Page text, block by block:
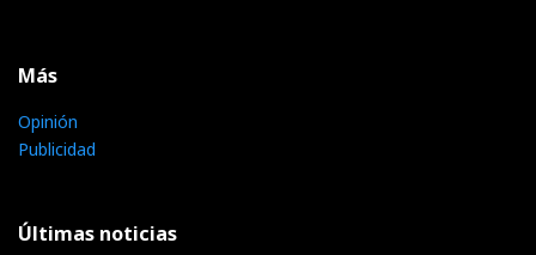
Más
Opinión
Publicidad
Últimas noticias